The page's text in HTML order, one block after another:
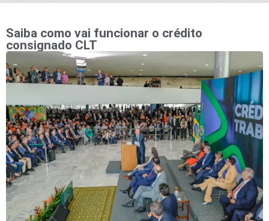
Saiba como vai funcionar o crédito
consignado CLT